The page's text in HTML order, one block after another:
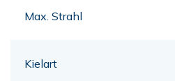
Max. Strahl
Kielart